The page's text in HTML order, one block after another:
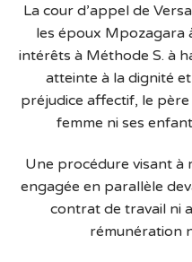
La cour d’appel de
les époux Mpozagara
intérêts à Méthode S. à
atteinte à la dignité
préjudice affectif, le
femme ni ses
Une procédure visant à
engagée en parallèle
contrat de travail ni
rémunération